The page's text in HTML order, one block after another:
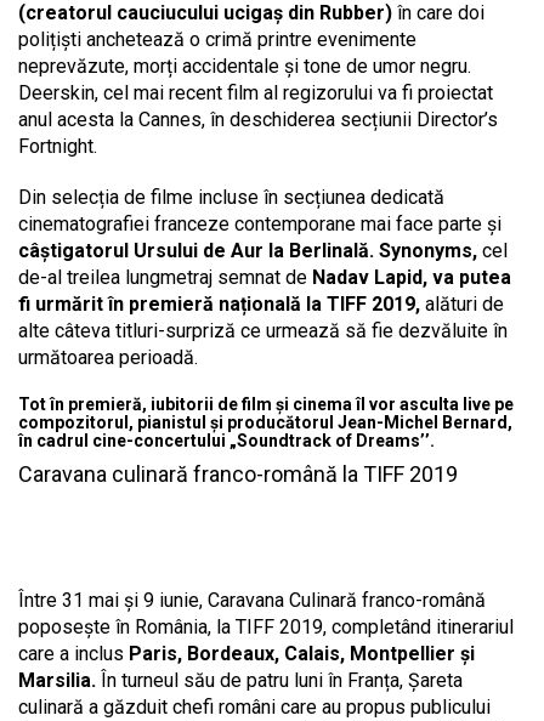
(creatorul cauciucului ucigaș din Rubber) în care doi
polițiști anchetează o crimă printre evenimente
neprevăzute, morți accidentale și tone de umor negru.
Deerskin, cel mai recent film al regizorului va fi proiectat
anul acesta la Cannes, în deschiderea secțiunii Director’s
Fortnight.
Din selecția de filme incluse în secțiunea dedicată
cinematografiei franceze contemporane mai face parte și
câștigatorul Ursului de Aur la Berlinală. Synonyms, cel
de-al treilea lungmetraj semnat de Nadav Lapid, va putea
fi urmărit în premieră națională la TIFF 2019, alături de
alte câteva titluri-surpriză ce urmează să fie dezvăluite în
următoarea perioadă.
Tot în premieră, iubitorii de film și cinema îl vor asculta live pe
compozitorul, pianistul și producătorul Jean-Michel Bernard,
în cadrul cine-concertului „Soundtrack of Dreams’’.
Caravana culinară franco-română la TIFF 2019
Între 31 mai și 9 iunie, Caravana Culinară franco-română
poposește în România, la TIFF 2019, completând itinerariul
care a inclus Paris, Bordeaux, Calais, Montpellier și
Marsilia. În turneul său de patru luni în Franța, Șareta
culinară a găzduit chefi români care au propus publicului